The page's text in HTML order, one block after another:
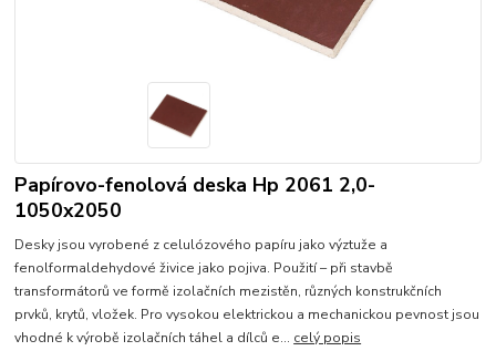
Papírovo-fenolová deska Hp 2061 2,0-
1050x2050
Desky jsou vyrobené z celulózového papíru jako výztuže a
fenolformaldehydové živice jako pojiva. Použití – při stavbě
transformátorů ve formě izolačních mezistěn, různých konstrukčních
prvků, krytů, vložek. Pro vysokou elektrickou a mechanickou pevnost jsou
vhodné k výrobě izolačních táhel a dílců e... celý popis